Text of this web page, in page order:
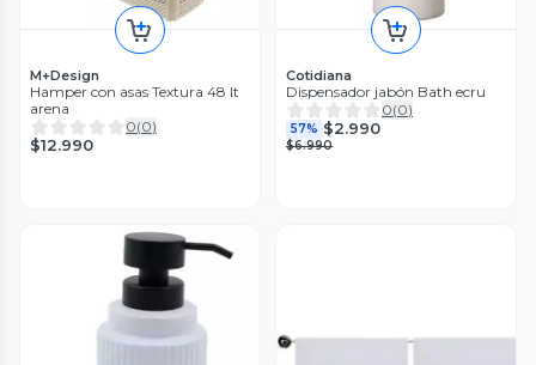
M+Design
Hamper con asas Textura 48 lt
arena
0(0)
$12.990
Cotidiana
Dispensador jabón Bath ecru
0(0)
57% $2.990
$6.990